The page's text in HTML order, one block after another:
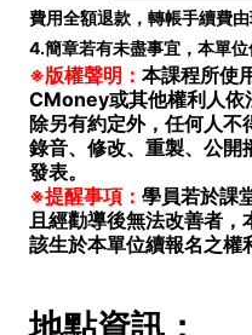
費用全額退款，轉帳手續費
4.簡章若有未盡事宜，本單
※版權聲明： 本課程所使
CMoney或其他權利人依
除另有約定外，任何人不
錄音、修改、重製、公開
發表。
※提醒事項： 學員若於課
且經勸導後無法改善者，
該生於本單位續報名之權
地點資訊：